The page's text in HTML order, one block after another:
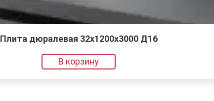
Плита дюралевая 32x1200x3000 Д16
В корзину